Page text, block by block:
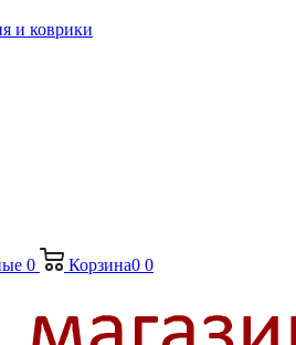
и коврики
0 Корзина0 0